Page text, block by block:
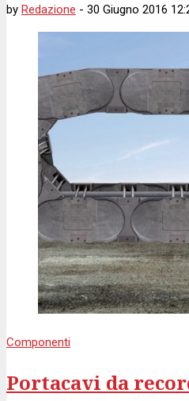
by Redazione - 30 Giugno 2016
Componenti
Portacavi da